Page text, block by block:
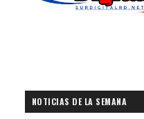
NOTICIAS DE LA SEMANA